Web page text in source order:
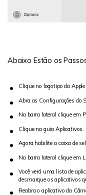
Abaixo Estão os
Clique no logotipo da
Abra as Configurações do
Na barra lateral clique em
Clique na guia Aplicativos.
Agora habilite a caixa de
Na barra lateral clique em
Você verá uma lista de
desmarque os aplicativos
Reabra o aplicativo da